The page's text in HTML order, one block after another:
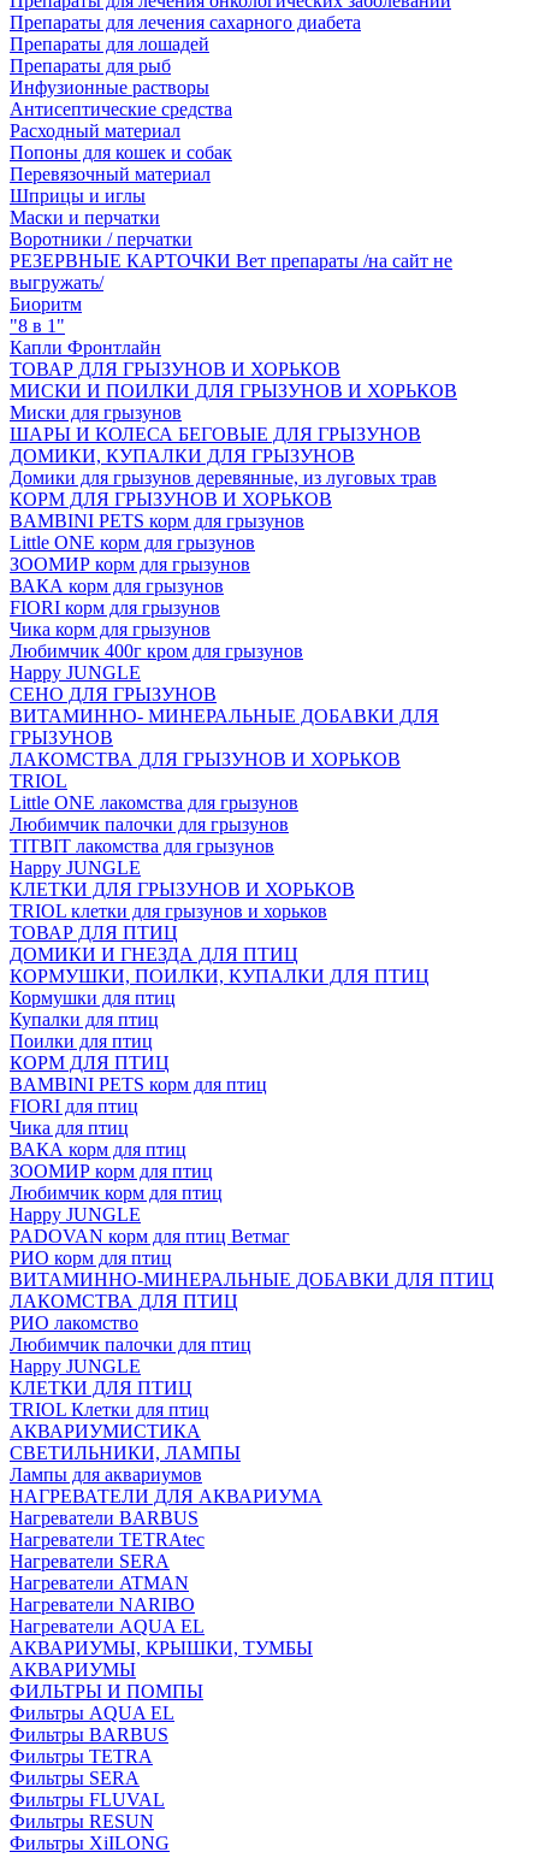
Препараты для лечения сахарного диабета
Препараты для лошадей
Препараты для рыб
Инфузионные растворы
Антисептические средства
Расходный материал
Попоны для кошек и собак
Перевязочный материал
Шприцы и иглы
Маски и перчатки
Воротники / перчатки
РЕЗЕРВНЫЕ КАРТОЧКИ Вет препараты /на сайт не
выгружать/
Биоритм
"8 в 1"
Капли Фронтлайн
ТОВАР ДЛЯ ГРЫЗУНОВ И ХОРЬКОВ
МИСКИ И ПОИЛКИ ДЛЯ ГРЫЗУНОВ И ХОРЬКОВ
Миски для грызунов
ШАРЫ И КОЛЕСА БЕГОВЫЕ ДЛЯ ГРЫЗУНОВ
ДОМИКИ, КУПАЛКИ ДЛЯ ГРЫЗУНОВ
Домики для грызунов деревянные, из луговых трав
КОРМ ДЛЯ ГРЫЗУНОВ И ХОРЬКОВ
BAMBINI PETS корм для грызунов
Little ONE корм для грызунов
ЗООМИР корм для грызунов
ВАКА корм для грызунов
FIORI корм для грызунов
Чика корм для грызунов
Любимчик 400г кром для грызунов
Happy JUNGLE
СЕНО ДЛЯ ГРЫЗУНОВ
ВИТАМИННО- МИНЕРАЛЬНЫЕ ДОБАВКИ ДЛЯ
ГРЫЗУНОВ
ЛАКОМСТВА ДЛЯ ГРЫЗУНОВ И ХОРЬКОВ
TRIOL
Little ONE лакомства для грызунов
Любимчик палочки для грызунов
TITBIT лакомства для грызунов
Happy JUNGLE
КЛЕТКИ ДЛЯ ГРЫЗУНОВ И ХОРЬКОВ
TRIOL клетки для грызунов и хорьков
ТОВАР ДЛЯ ПТИЦ
ДОМИКИ И ГНЕЗДА ДЛЯ ПТИЦ
КОРМУШКИ, ПОИЛКИ, КУПАЛКИ ДЛЯ ПТИЦ
Кормушки для птиц
Купалки для птиц
Поилки для птиц
КОРМ ДЛЯ ПТИЦ
BAMBINI PETS корм для птиц
FIORI для птиц
Чика для птиц
ВАКА корм для птиц
ЗООМИР корм для птиц
Любимчик корм для птиц
Happy JUNGLE
PADOVAN корм для птиц Ветмаг
РИО корм для птиц
ВИТАМИННО-МИНЕРАЛЬНЫЕ ДОБАВКИ ДЛЯ ПТИЦ
ЛАКОМСТВА ДЛЯ ПТИЦ
РИО лакомство
Любимчик палочки для птиц
Happy JUNGLE
КЛЕТКИ ДЛЯ ПТИЦ
TRIOL Клетки для птиц
АКВАРИУМИСТИКА
СВЕТИЛЬНИКИ, ЛАМПЫ
Лампы для аквариумов
НАГРЕВАТЕЛИ ДЛЯ АКВАРИУМА
Нагреватели BARBUS
Нагреватели TETRAtec
Нагреватели SERA
Нагреватели ATMAN
Нагреватели NARIBO
Нагреватели AQUA EL
АКВАРИУМЫ, КРЫШКИ, ТУМБЫ
АКВАРИУМЫ
ФИЛЬТРЫ И ПОМПЫ
Фильтры AQUA EL
Фильтры BARBUS
Фильтры ТETRA
Фильтры SERA
Фильтры FLUVAL
Фильтры RESUN
Фильтры XiILONG